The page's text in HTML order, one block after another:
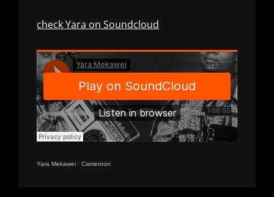
check Yara on Soundcloud
Yara Mekawei · Cameroon